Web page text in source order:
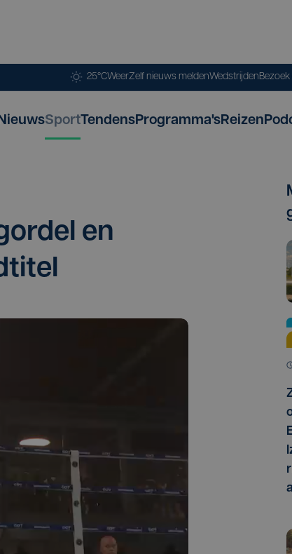
25°CWeerZelf nieuws meldenWedstrijden
SportTendensProgramma'sReizen
en